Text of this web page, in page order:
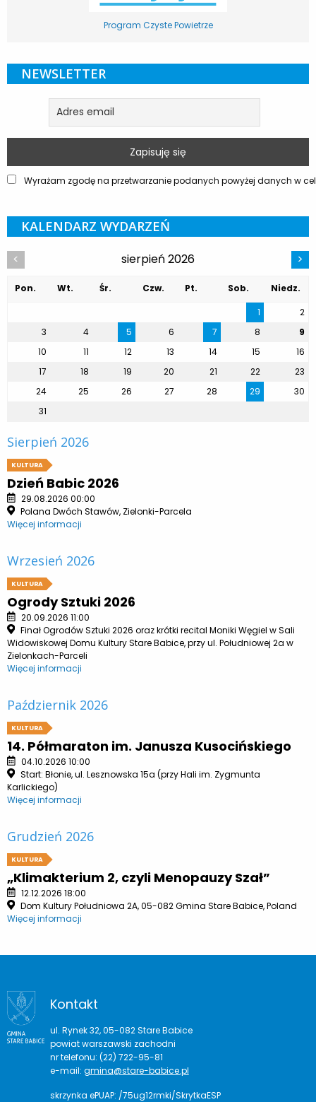
Program Czyste Powietrze
NEWSLETTER
Wyrażam zgodę na przetwarzanie podanych powyżej danych w
KALENDARZ WYDARZEŃ
< sierpień 2026 >
Pon. Wt. Śr. Czw. Pt. Sob.
Niedz.
1
2
3
4 5 6 7 8
9
10
11 12 13 14 15
16
17
18 19 20 21 22
23
24
25 26 27 28 29
30
31
Sierpień 2026
KULTURA
Dzień Babic 2026
29.08.2026 00:00
Polana Dwóch Stawów, Zielonki-Parcela
Więcej informacji
Wrzesień 2026
KULTURA
Ogrody Sztuki 2026
20.09.2026 11:00
Finał Ogrodów Sztuki 2026 oraz krótki recital Moniki Węgiel w Sali
Widowiskowej Domu Kultury Stare Babice, przy ul. Południowej 2a w
Zielonkach-Parceli
Więcej informacji
Październik 2026
KULTURA
14. Półmaraton im. Janusza Kusocińskiego
04.10.2026 10:00
Start: Błonie, ul. Lesznowska 15a (przy Hali im. Zygmunta
Karlickiego)
Więcej informacji
Grudzień 2026
KULTURA
„Klimakterium 2, czyli Menopauzy Szał”
12.12.2026 18:00
Dom Kultury Południowa 2A, 05-082 Gmina Stare Babice, Poland
Więcej informacji
Kontakt
ul. Rynek 32, 05-082 Stare Babice
powiat warszawski zachodni
nr telefonu: (22) 722-95-81
e-mail: gmina@stare-babice.pl
skrzynka ePUAP: /75ug12rmki/SkrytkaESP